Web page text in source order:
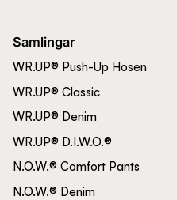
Samlingar
WR.UP® Push-Up Hosen
WR.UP® Classic
WR.UP® Denim
WR.UP® D.I.W.O.®
N.O.W.® Comfort Pants
N.O.W.® Denim